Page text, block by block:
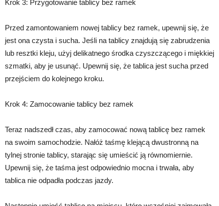
Krok 3: Przygotowanie tablicy bez ramek
Przed zamontowaniem nowej tablicy bez ramek, upewnij się, że
jest ona czysta i sucha. Jeśli na tablicy znajdują się zabrudzenia
lub resztki kleju, użyj delikatnego środka czyszczącego i miękkiej
szmatki, aby je usunąć. Upewnij się, że tablica jest sucha przed
przejściem do kolejnego kroku.
Krok 4: Zamocowanie tablicy bez ramek
Teraz nadszedł czas, aby zamocować nową tablicę bez ramek
na swoim samochodzie. Nałóż taśmę klejącą dwustronną na
tylnej stronie tablicy, starając się umieścić ją równomiernie.
Upewnij się, że taśma jest odpowiednio mocna i trwała, aby
tablica nie odpadła podczas jazdy.